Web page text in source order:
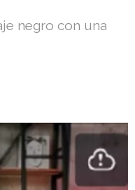
negro con una